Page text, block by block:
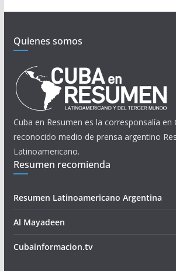
Quienes somos
Cuba en Resumen es la corresponsalía en
reconocido medio de prensa argentino
Latinoamericano.
Resumen recomienda
Resumen Latinoamericano Argentina
Al Mayadeen
Cubainformacion.tv